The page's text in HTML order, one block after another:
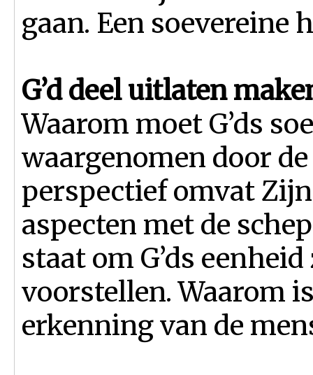
gaan. Een soevereine
G’d deel uitlaten
Waarom moet G’ds
waargenomen door
perspectief omvat
aspecten met de
staat om G’ds
voorstellen. Waarom
erkenning van de